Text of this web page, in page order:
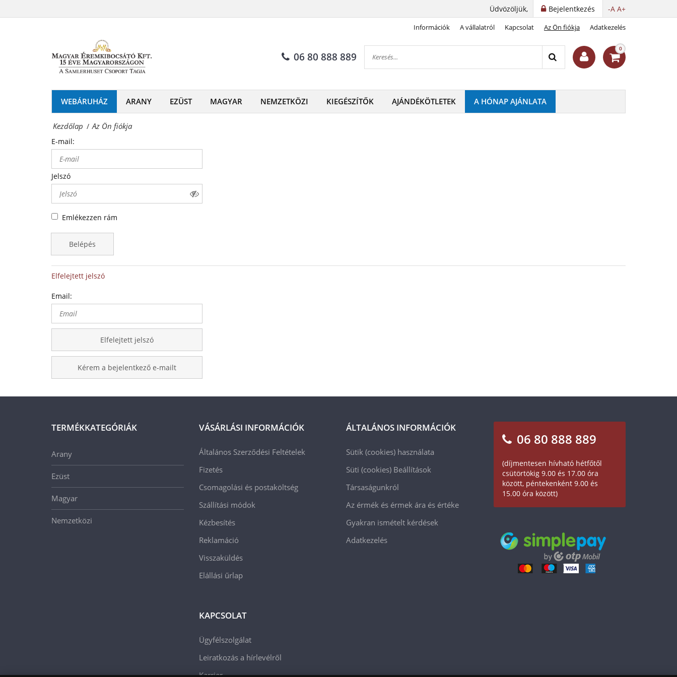
Magyar
Kft.
-
Érmék
és
emlékérmek
hivatalos
forgalmazója!
-A A+
Bejelentkezés
Üdvözöljük,
Információk A vállalatról Kapcsolat Az Ön fiókja Adatkezelés
06 80 888 889
0
WEBÁRUHÁZ ARANY EZÜST MAGYAR NEMZETKÖZI KIEGÉSZÍTŐK AJÁNDÉKÖTLETEK A HÓNAP AJÁNLATA
Kezdőlap / Az Ön fiókja
E-mail:
Jelszó
Emlékezzen rám
Belépés
Elfelejtett jelszó
Email:
Elfelejtett jelszó
Kérem a bejelentkező e-mailt
TERMÉKKATEGÓRIÁK
Arany
Ezüst
Magyar
Nemzetközi
VÁSÁRLÁSI INFORMÁCIÓK
Általános Szerződési Feltételek
Fizetés
Csomagolási és postaköltség
Szállítási módok
Kézbesítés
Reklamáció
Visszaküldés
Elállási űrlap
KAPCSOLAT
Ügyfélszolgálat
Leiratkozás a hírlevélről
ÁLTALÁNOS INFORMÁCIÓK
Sütik (cookies) használata
Süti (cookies) Beállítások
Társaságunkról
Az érmék és érmek ára és értéke
Gyakran ismételt kérdések
Adatkezelés
06 80 888 889
(díjmentesen hívható hétfőtől
csütörtökig 9.00 és 17.00 óra
között, péntekenként 9.00 és
15.00 óra között)
emlékérmek
forgalmazója!